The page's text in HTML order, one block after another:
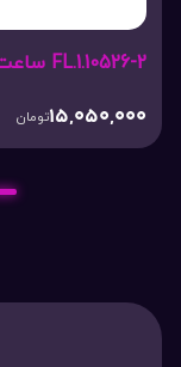
FL.1.10526-2 ساعت مچی فریلوک
15,050,000تومان